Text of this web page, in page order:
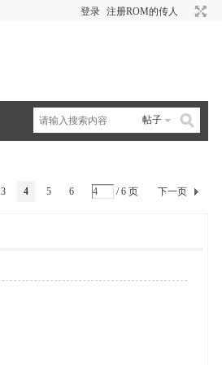
登录 注册ROM的传人
帖子
3 4 5 6 / 6 页 下一页